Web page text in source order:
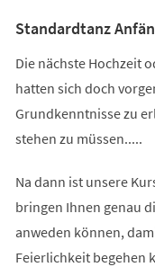
Standardtanz
Die nächste Hochzeit
hatten sich doch
Grundkenntnisse zu
stehen zu müssen.....
Na dann ist unsere
bringen Ihnen genau
anweden können,
Feierlichkeit begehen